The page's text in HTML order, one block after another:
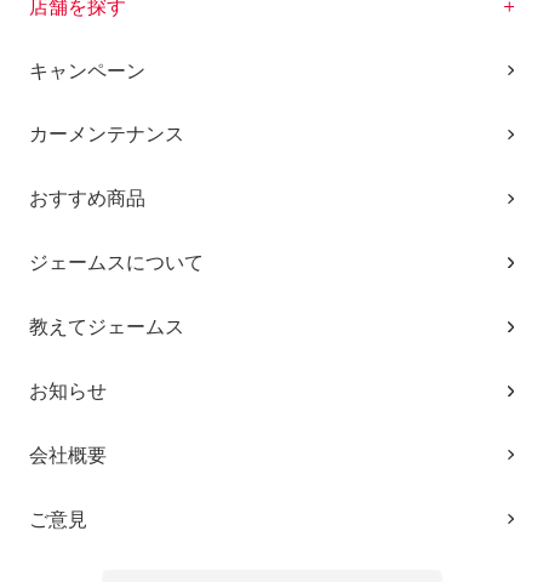
店舗を探す
キャンペーン
カーメンテナンス
おすすめ商品
ジェームスについて
教えてジェームス
お知らせ
会社概要
ご意見